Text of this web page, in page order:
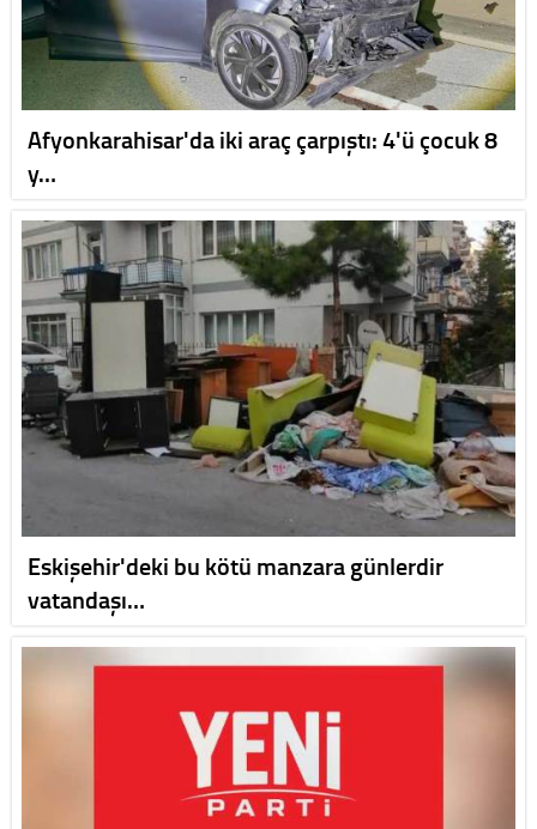
Afyonkarahisar'da iki araç çarpıştı: 4'ü çocuk 8
y…
Eskişehir'deki bu kötü manzara günlerdir
vatandaşı…